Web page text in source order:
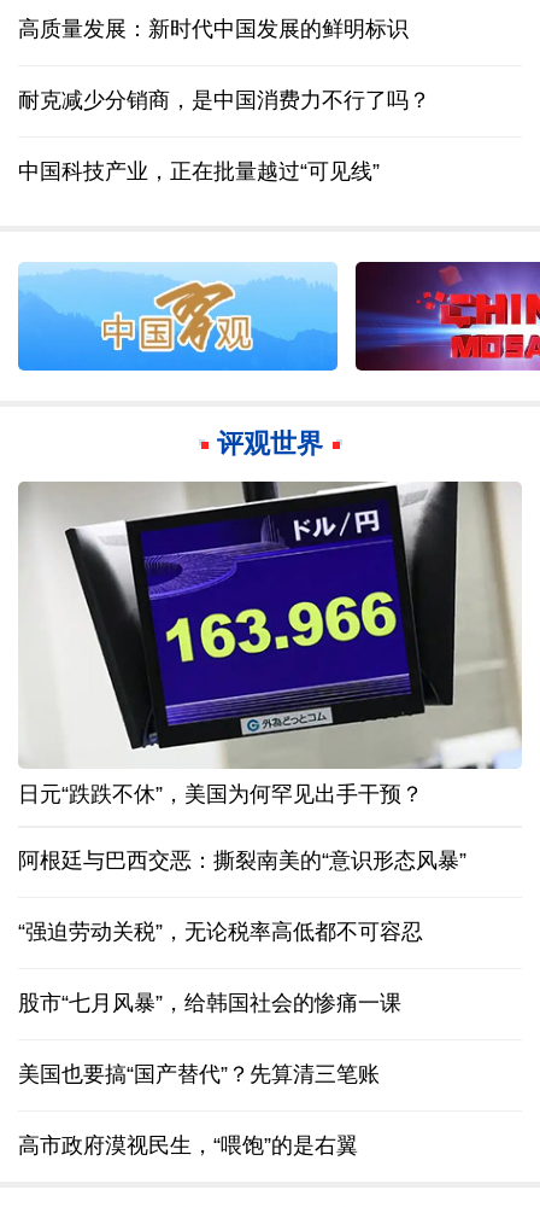
高质量发展：新时代中国发展的鲜明标识
耐克减少分销商，是中国消费力不行了吗？
中国科技产业，正在批量越过“可见线”
评观世界
日元“跌跌不休”，美国为何罕见出手干预？
阿根廷与巴西交恶：撕裂南美的“意识形态风暴”
“强迫劳动关税”，无论税率高低都不可容忍
股市“七月风暴”，给韩国社会的惨痛一课
美国也要搞“国产替代”？先算清三笔账
高市政府漠视民生，“喂饱”的是右翼